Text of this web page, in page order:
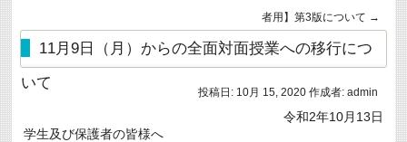
者用】第3版について →
11月9日（月）からの全面対面授業への移行につ
いて
投稿日: 10月 15, 2020 作成者: admin
令和2年10月13日
学生及び保護者の皆様へ